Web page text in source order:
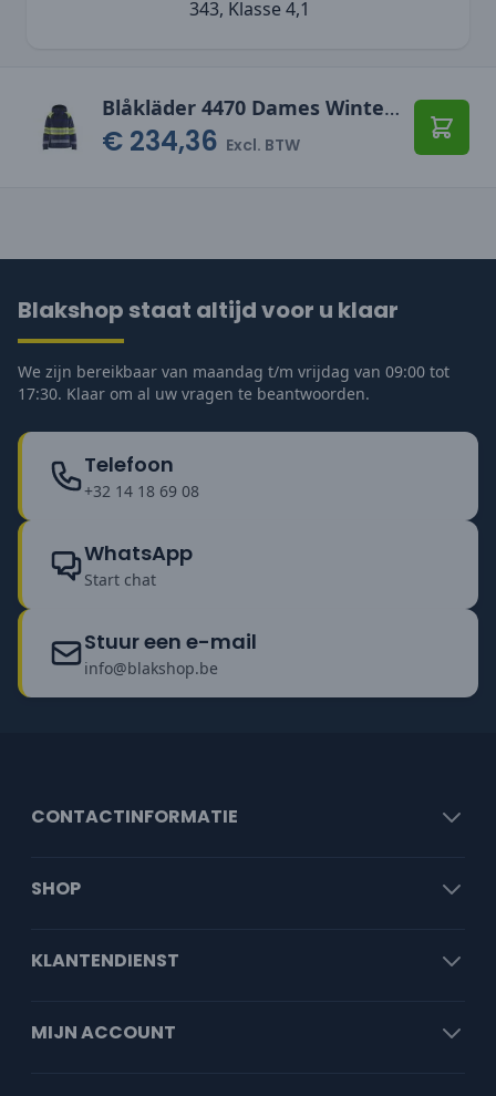
343, Klasse 4,1
Blåkläder 4470 Dames Winterjas High Vis
€ 234,36 Excl. BTW
Blakshop staat altijd voor u klaar
We zijn bereikbaar van maandag t/m vrijdag van 09:00 tot
17:30. Klaar om al uw vragen te beantwoorden.
Telefoon
+32 14 18 69 08
WhatsApp
Start chat
Stuur een e-mail
info@blakshop.be
CONTACTINFORMATIE
SHOP
KLANTENDIENST
MIJN ACCOUNT